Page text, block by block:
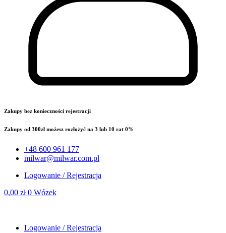
Zakupy bez konieczności rejestracji
Zakupy od 300zł możesz rozłożyć na 3 lub 10 rat 0%
+48 600 961 177
milwar@milwar.com.pl
Logowanie / Rejestracja
0,00 zł 0 Wózek
Logowanie / Rejestracja